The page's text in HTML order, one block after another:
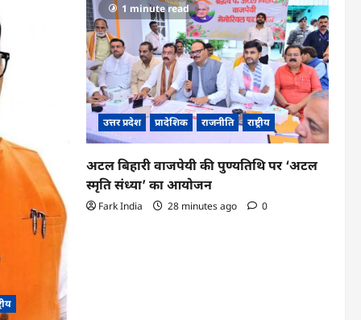
1 minute read
उत्तर प्रदेश प्रादेशिक राजनीति राष्ट्रीय
अटल बिहारी वाजपेयी की पुण्यतिथि पर ‘अटल
स्मृति संध्या’ का आयोजन
Fark India 28 minutes ago 0